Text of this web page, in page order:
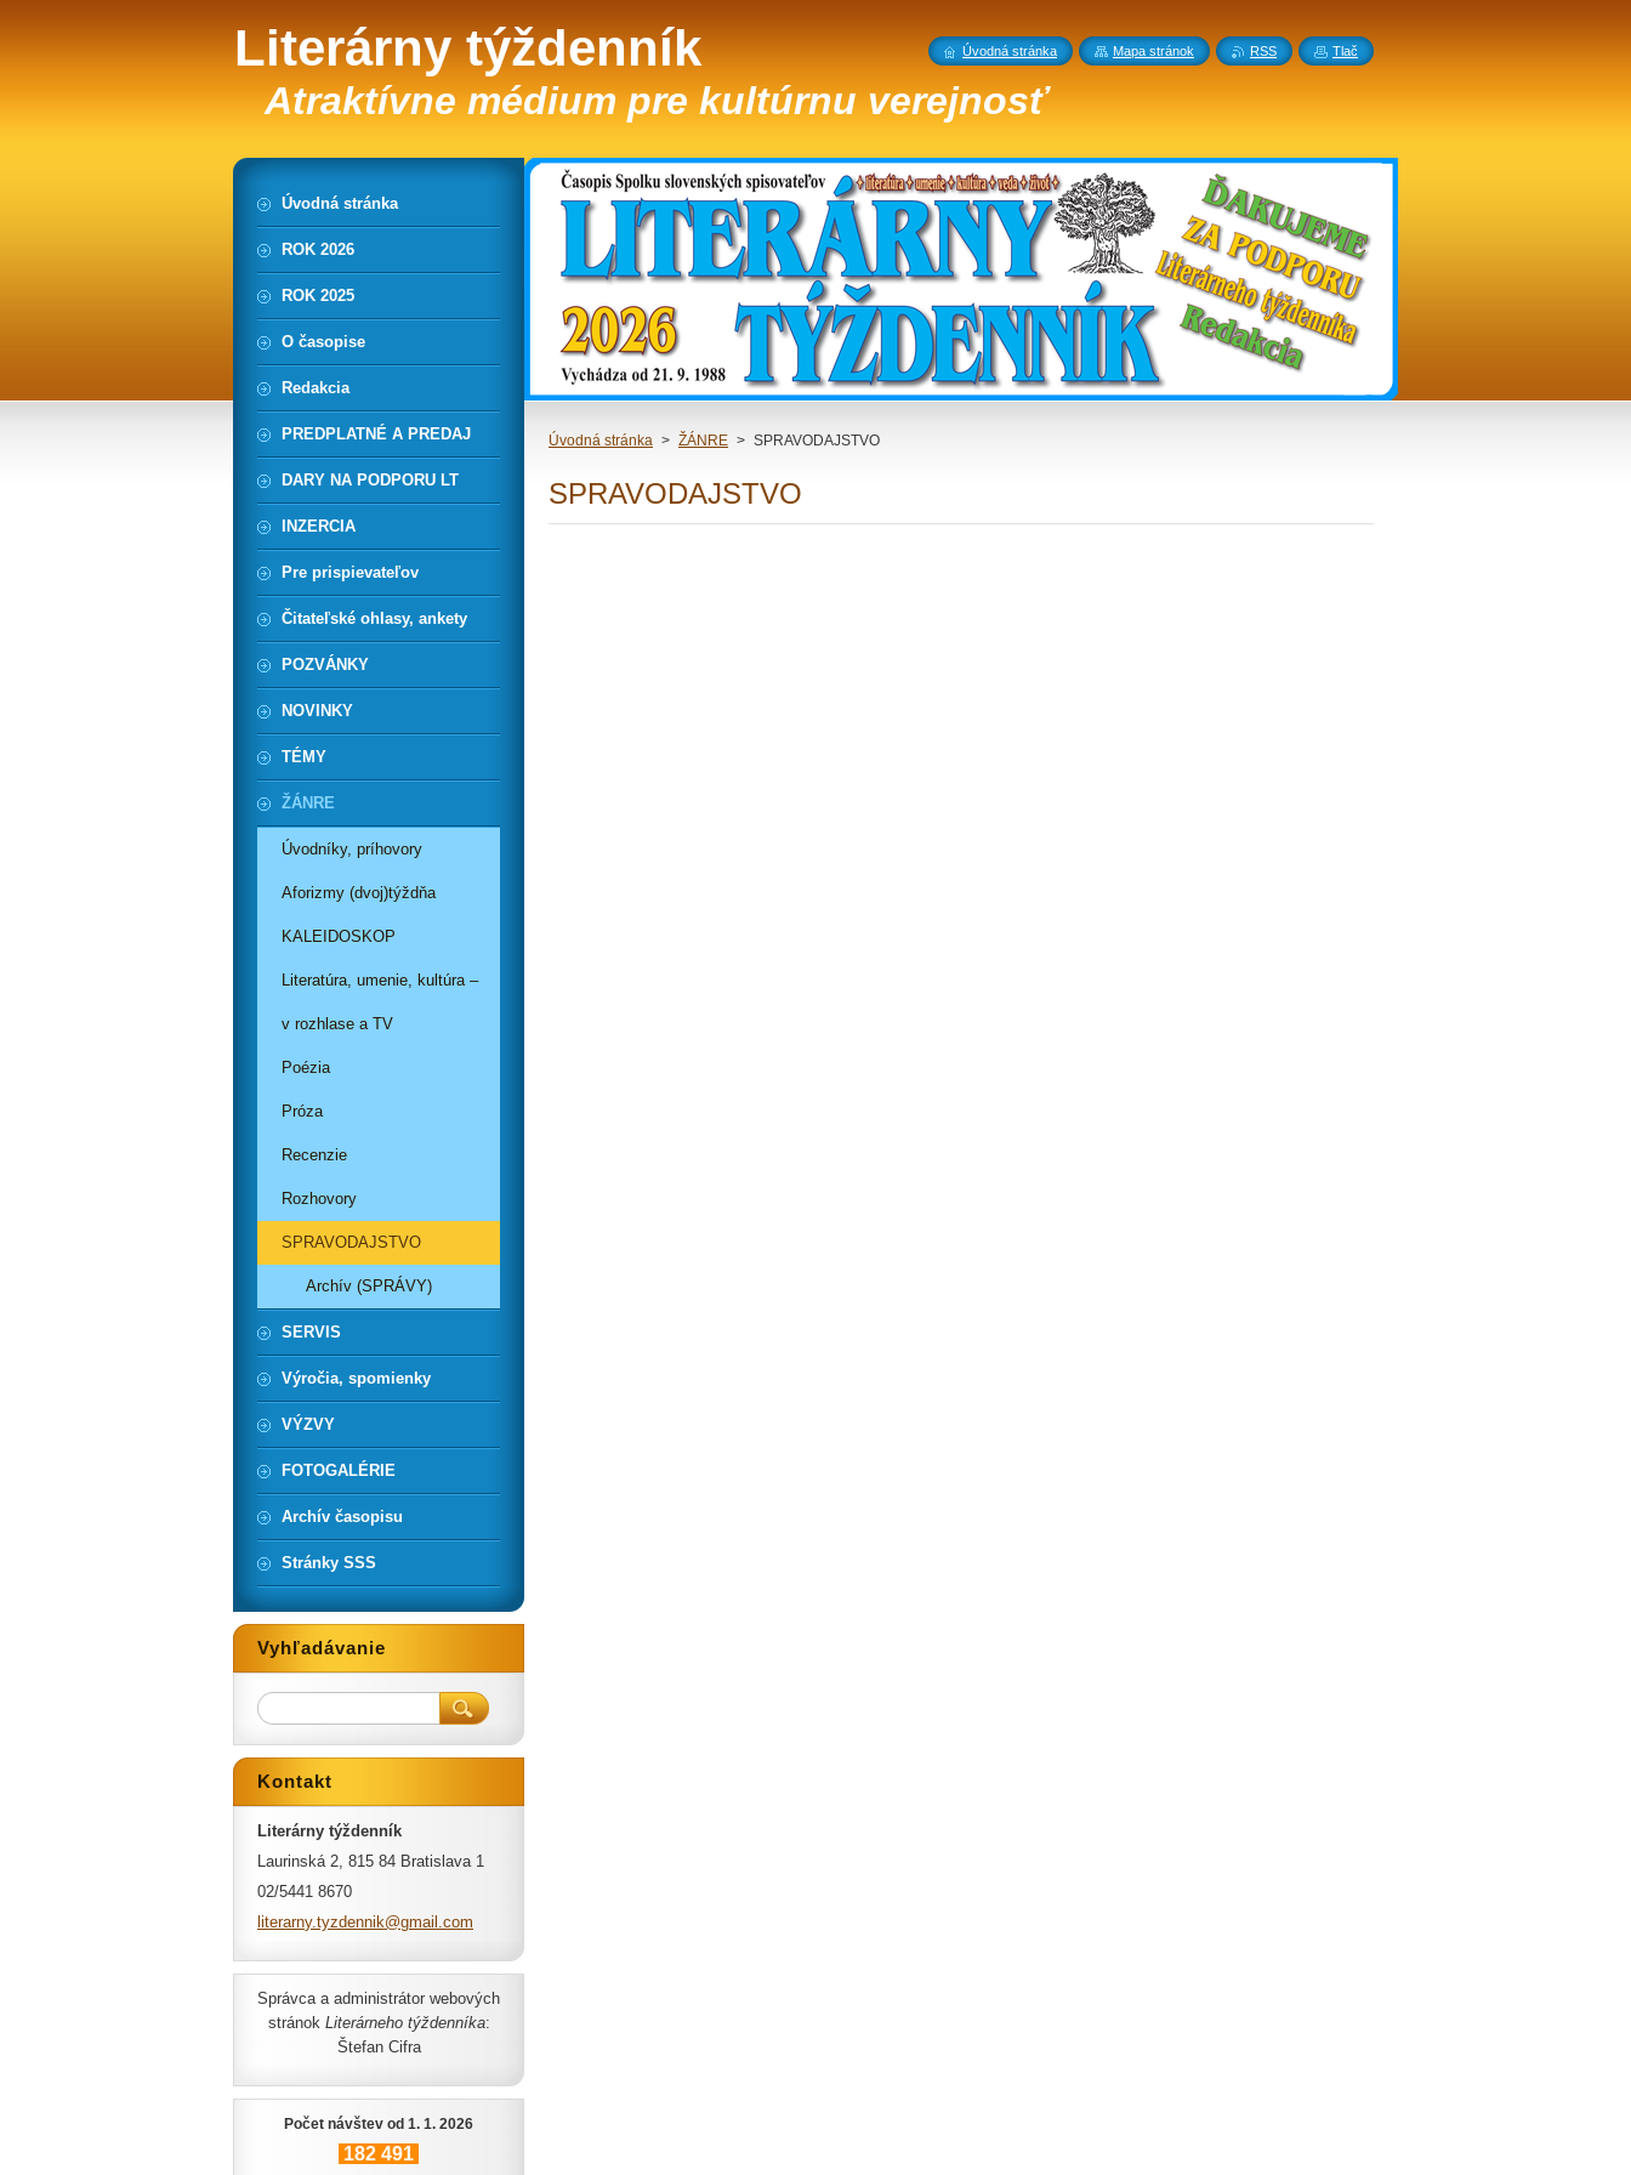
Literárny týždenník
Atraktívne médium pre kultúrnu verejnosť
Úvodná stránka > ŽÁNRE > SPRAVODAJSTVO
SPRAVODAJSTVO
Úvodná stránka
ROK 2026
ROK 2025
O časopise
Redakcia
PREDPLATNÉ A PREDAJ
DARY NA PODPORU LT
INZERCIA
Pre prispievateľov
Čitateľské ohlasy, ankety
POZVÁNKY
NOVINKY
TÉMY
ŽÁNRE
Úvodníky, príhovory
Aforizmy (dvoj)týždňa
KALEIDOSKOP
Literatúra, umenie, kultúra –
v rozhlase a TV
Poézia
Próza
Recenzie
Rozhovory
SPRAVODAJSTVO
Archív (SPRÁVY)
SERVIS
Výročia, spomienky
VÝZVY
FOTOGALÉRIE
Archív časopisu
Stránky SSS
Vyhľadávanie
Kontakt
Literárny týždenník
Laurinská 2, 815 84 Bratislava 1
02/5441 8670
literarny.tyzdennik@gmai l.com
Správca a administrátor webových
stránok Literárneho týždenníka:
Štefan Cifra
Počet návštev od 1. 1. 2026
182 491
Úvodná stránka Mapa stránok RSS Tlač